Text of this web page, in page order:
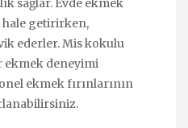
sağlar. Evde ekmek
hale getirirken,
ederler. Mis kokulu
ekmek deneyimi
ekmek fırınlarının